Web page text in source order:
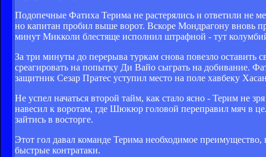
Подопечные Фатиха Терима не растерялись и ответили
но капитан пробил выше ворот. Вскоре Мондрагону вновь
минут Микколи блестяще исполнил штрафной - тут
За три минуты до перерыва туркам снова повезло оставить
среагировать на попытку Ди Вайо сыграть на добивание.
защитник Сезар Пратес уступил место на поле хавбеку
Не успел начаться второй тайм, как стало ясно - Терим не
навесил к воротам, где Шюкюр головой переправил мяч в
зайтись в восторге.
Этот гол давал команде Терима необходимое
быстрые контратаки.